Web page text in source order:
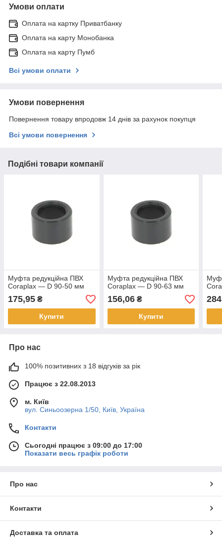
Умови оплати
Оплата на картку Приватбанку
Оплата на карту Монобанка
Оплата на карту Пумб
Всі умови оплати
Умови повернення
Повернення товару впродовж 14 днів за рахунок покупця
Всі умови повернення
Подібні товари компанії
Муфта редукційна ПВХ
Coraplax — D 90-50 мм
175,95 ₴
Купити
Муфта редукційна ПВХ
Coraplax — D 90-63 мм
156,06₴
Купити
Про нас
100% позитивних з 18 відгуків за рік
Працює з 22.08.2013
м. Київ
вул. Синьоозерна 1/50, Київ, Україна
Контакти
Сьогодні працює з 09:00 до 17:00
Показати весь графік роботи
Про нас
Контакти
Доставка та оплата